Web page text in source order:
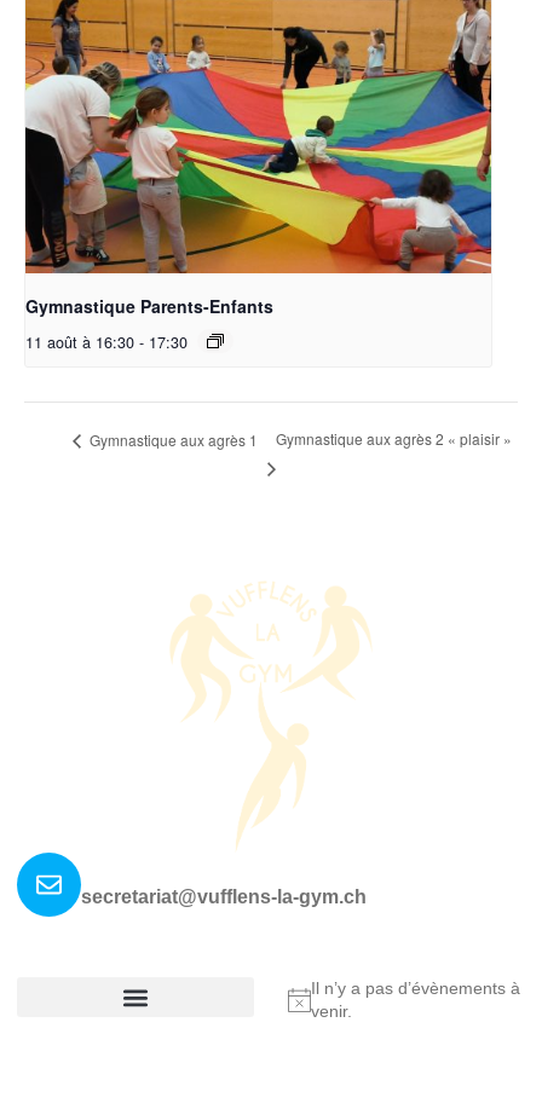
Gymnastique Parents-Enfants
11 août à 16:30 - 17:30
Gymnastique aux agrès 1 Gymnastique aux agrès 2 « plaisir »
secretariat@vufflens-la-gym.ch
Notice
Il n’y a pas d’évènements à
venir.